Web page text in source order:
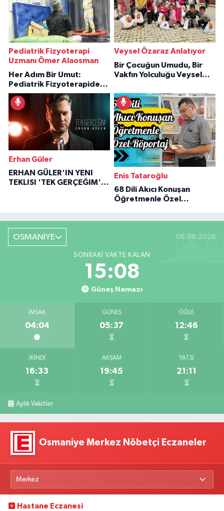
Pediatrik Fizyoterapi
Uzmanı Ömer Alaosman
Her Adım Bir Umut:
Pediatrik Fizyoterapiden
İlham Veren Hikâyeler
Veysel Özaraz Anlatıyor
Bir Çocuğun Umudu, Bir
Vakfın Yolculuğu Veysel
Erhan Güler
ERHAN GÜLER'IN YENI
TEKLISI 'TEK GERÇEĞIM'LE
Enis Tataroğlu
68 Dili Akıcı Konuşan
Öğretmenle Özel
OSMANİYE 06.08.2026
SONRAKI VAKTE KALAN
15:07
Güneş Namazı
İMSAK
04:04
GÜNEŞ
05:37
ÖĞLE
12:46
İKINDI
16:33
AKŞAM
19:45
YATSI
21:11
Aylık Vakitler
Osmaniye Merkez Nöbetçi Eczaneler
Hastane Eczanesi